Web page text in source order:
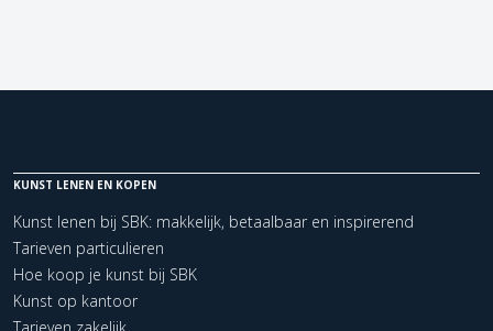
KUNST LENEN EN KOPEN
Kunst lenen bij SBK: makkelijk, betaalbaar en inspirerend
Tarieven particulieren
Hoe koop je kunst bij SBK
Kunst op kantoor